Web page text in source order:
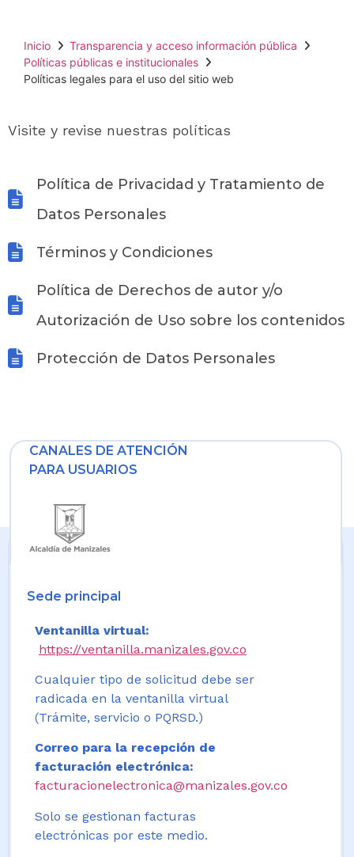
Inicio
Transparencia y acceso información pública
Políticas públicas e institucionales
Políticas legales para el uso del sitio web
Visite y revise nuestras políticas
Política de Privacidad y Tratamiento de
Datos Personales
Términos y Condiciones
Política de Derechos de autor y/o
Autorización de Uso sobre los contenidos
Protección de Datos Personales
CANALES DE ATENCIÓN
PARA USUARIOS
Sede principal
Ventanilla virtual:
https://ventanilla.manizales.gov.co
Cualquier tipo de solicitud debe ser
radicada en la ventanilla virtual
(Trámite, servicio o PQRSD.)
Correo para la recepción de
facturación electrónica:
facturacionelectronica@manizales.gov.co
Solo se gestionan facturas
electrónicas por este medio.